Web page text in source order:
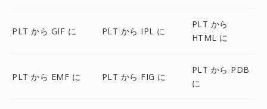
PLT から GIF に PLT から IPL に
PLT から
HTML に
PLT から EMF に PLT から FIG に
PLT から PDB
に